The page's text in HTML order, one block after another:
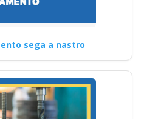
sega a nastro